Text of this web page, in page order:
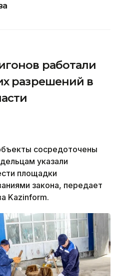
работали
разрешений в
сосредоточены
указали
площадки
закона, передает
Kazinform.